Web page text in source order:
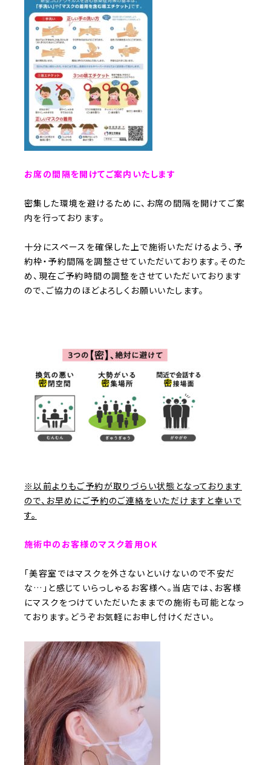
お席の間隔を開けてご案内いたします
密集した環境を避けるために、お席の間隔を開けてご案
内を行っております。
十分にスペースを確保した上で施術いただけるよう、予
約枠・予約間隔を調整させていただいております。そのた
め、現在ご予約時間の調整をさせていただいております
ので、ご協力のほどよろしくお願いいたします。
※以前よりもご予約が取りづらい状態となっております
ので、お早めにご予約のご連絡をいただけますと幸いで
す。
施術中のお客様のマスク着用OK
「美容室ではマスクを外さないといけないので不安だ
な…」と感じていらっしゃるお客様へ。当店では、お客様
にマスクをつけていただいたままでの施術も可能となっ
ております。どうぞお気軽にお申し付けください。